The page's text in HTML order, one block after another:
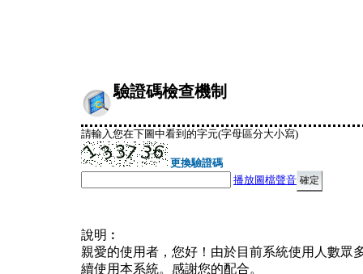
驗證碼檢查機制
請輸入您在下圖中看到的字元(字母區分大小寫)
更換驗證碼
播放圖檔聲音
說明︰
親愛的使用者，您好！由於目前系統使用人數眾
續使用本系統。感謝您的配合。